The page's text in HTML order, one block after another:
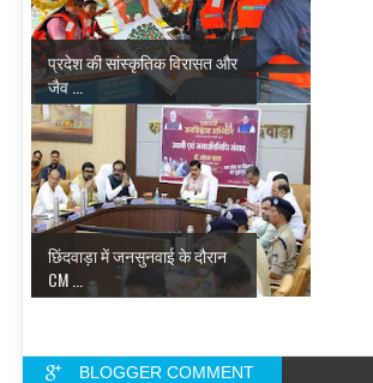
प्रदेश की सांस्कृतिक विरासत और
जैव ...
छिंदवाड़ा में जनसुनवाई के दौरान
CM ...
BLOGGER COMMENT